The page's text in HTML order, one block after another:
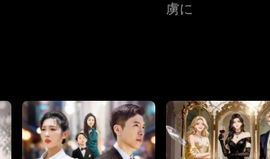
虜に